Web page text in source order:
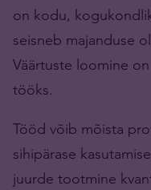
on kodu,
seisneb majanduse
Väärtuste loomine
tööks.
Tööd võib mõista
sihipärase
juurde tootmine